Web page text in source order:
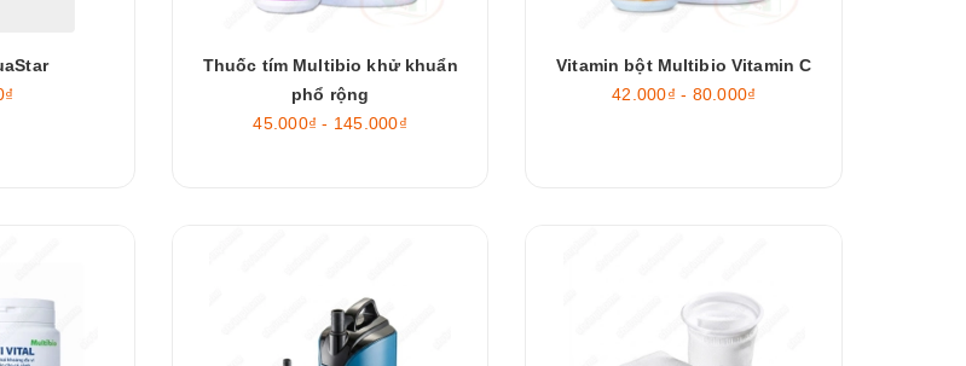
Thuốc tím Multibio khử khuẩn
phổ rộng
45.000₫ - 145.000₫
Vitamin bột Multibio Vitamin C
42.000₫ - 80.000₫